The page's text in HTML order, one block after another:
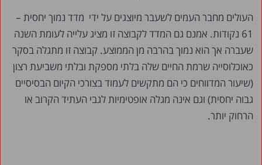
העולים מחבר העמים לשעבר מיוצגים על ידי מדד נמוך יחסית –
61 נקודות. אמנם גם המדד לקבוצה זו מציג עלייה לעומת השנה
שעברה אך הוא נמוך בהרבה מן הממוצע. קבוצה זו מתגלה בסקר
כאוכלוסייה שרמת החיים שלה בלתי מספקת ובלתי משביעת רצון
(שיעור המדווחים כי הם מתקשים לעמוד בצורכי הקיום הבסיסיים
גבוה יחסית) וגם אינה מגלה אופטימיות לגבי העתיד הקרוב או
הרחוק יותר.